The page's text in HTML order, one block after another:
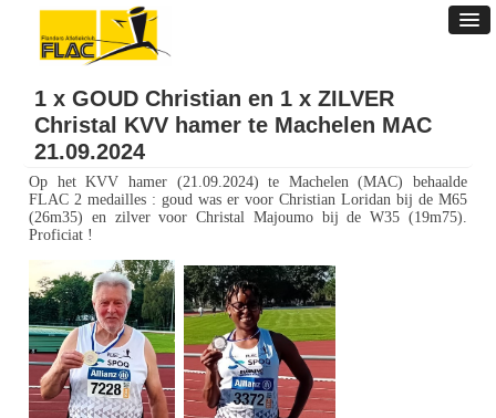
1 x GOUD Christian en 1 x ZILVER
Christal KVV hamer te Machelen MAC
21.09.2024
Op het KVV hamer (21.09.2024) te Machelen (MAC) behaalde
FLAC 2 medailles : goud was er voor Christian Loridan bij de M65
(26m35) en zilver voor Christal Majoumo bij de W35 (19m75).
Proficiat !